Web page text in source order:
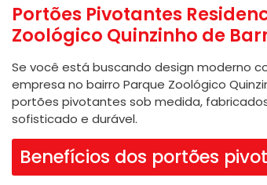
Portões Pivotantes
Zoológico Quinzinho de
Se você está buscando design moderno
empresa no bairro Parque Zoológico
portões pivotantes sob medida,
sofisticado e durável.
Benefícios dos portões